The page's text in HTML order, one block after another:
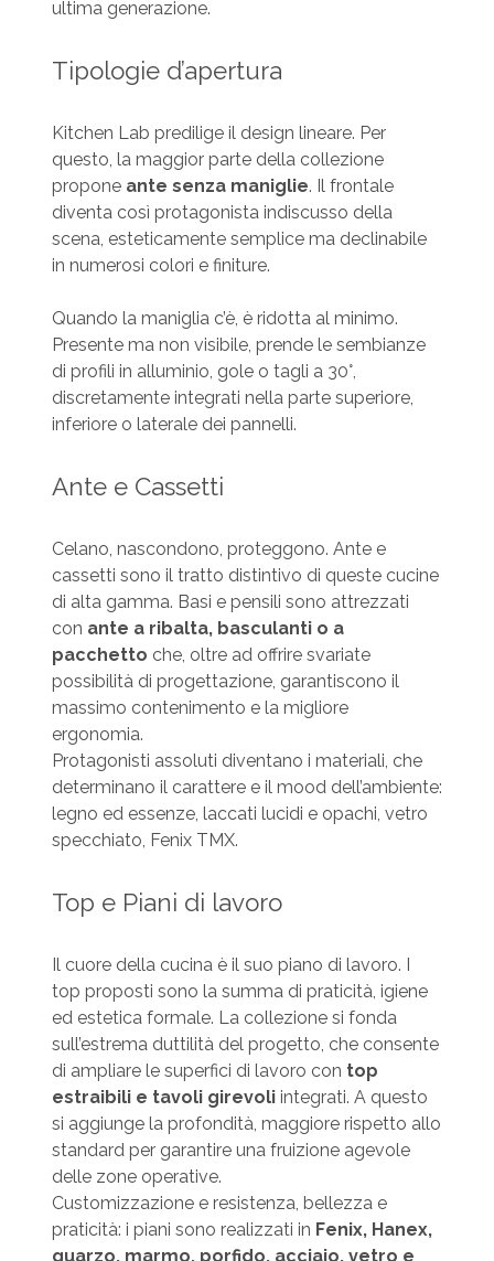
ultima generazione.
Tipologie d’apertura
Kitchen Lab predilige il design lineare. Per
questo, la maggior parte della collezione
propone ante senza maniglie. Il frontale
diventa così protagonista indiscusso della
scena, esteticamente semplice ma declinabile
in numerosi colori e finiture.
Quando la maniglia c’è, è ridotta al minimo.
Presente ma non visibile, prende le sembianze
di profili in alluminio, gole o tagli a 30°,
discretamente integrati nella parte superiore,
inferiore o laterale dei pannelli.
Ante e Cassetti
Celano, nascondono, proteggono. Ante e
cassetti sono il tratto distintivo di queste cucine
di alta gamma. Basi e pensili sono attrezzati
con ante a ribalta, basculanti o a
pacchetto che, oltre ad offrire svariate
possibilità di progettazione, garantiscono il
massimo contenimento e la migliore
ergonomia.
Protagonisti assoluti diventano i materiali, che
determinano il carattere e il mood dell’ambiente:
legno ed essenze, laccati lucidi e opachi, vetro
specchiato, Fenix TMX.
Top e Piani di lavoro
Il cuore della cucina è il suo piano di lavoro. I
top proposti sono la summa di praticità, igiene
ed estetica formale. La collezione si fonda
sull’estrema duttilità del progetto, che consente
di ampliare le superfici di lavoro con top
estraibili e tavoli girevoliintegrati. A questo
si aggiunge la profondità, maggiore rispetto allo
standard per garantire una fruizione agevole
delle zone operative.
Customizzazione e resistenza, bellezza e
praticità: i piani sono realizzati in Fenix, Hanex,
quarzo, marmo, porfido, acciaio, vetro e